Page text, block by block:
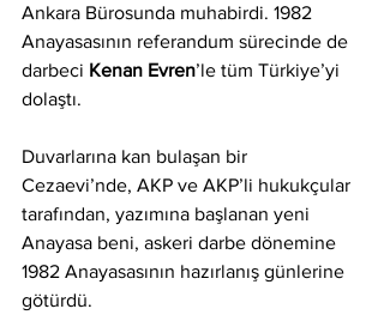
Ankara Bürosunda muhabirdi. 1982
Anayasasının referandum sürecinde de
darbeci Kenan Evren’le tüm Türkiye’yi
dolaştı.
Duvarlarına kan bulaşan bir
Cezaevi’nde, AKP ve AKP’li hukukçular
tarafından, yazımına başlanan yeni
Anayasa beni, askeri darbe dönemine
1982 Anayasasının hazırlanış günlerine
götürdü.